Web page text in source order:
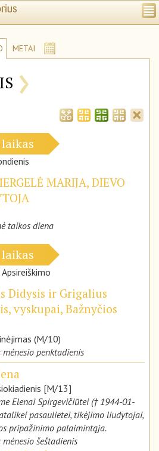
METAI
›
MARIJA, DIEVO
taikos diena
Didysis ir Grigalius
vyskupai, Bažnyčios
(M/10)
mėnesio penktadienis
[M/13]
Elenai Spirgevičiūtei († 1944-01-
pasaulietei, tikėjimo liudytojai,
pripažinimo palaimintąja.
šeštadienis